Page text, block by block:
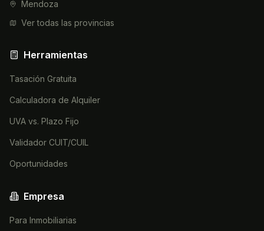
Mendoza
Ver todas las provincias
Herramientas
Tasación Gratuita
Calculadora de Alquiler
UVA vs. Plazo Fijo
Validador CUIT/CUIL
Oportunidades
Empresa
Para Inmobiliarias